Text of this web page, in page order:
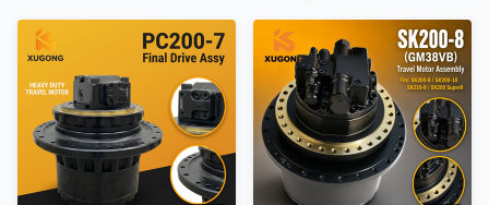
قطعات قطعات قطعات
قطعات قطعات قطعات
قطعات قطعات قطعات
قطعات قطعات قطعات
قطعات قطعات قطعات
قطعات قطعات قطعات
قطعات قطعات قطعات